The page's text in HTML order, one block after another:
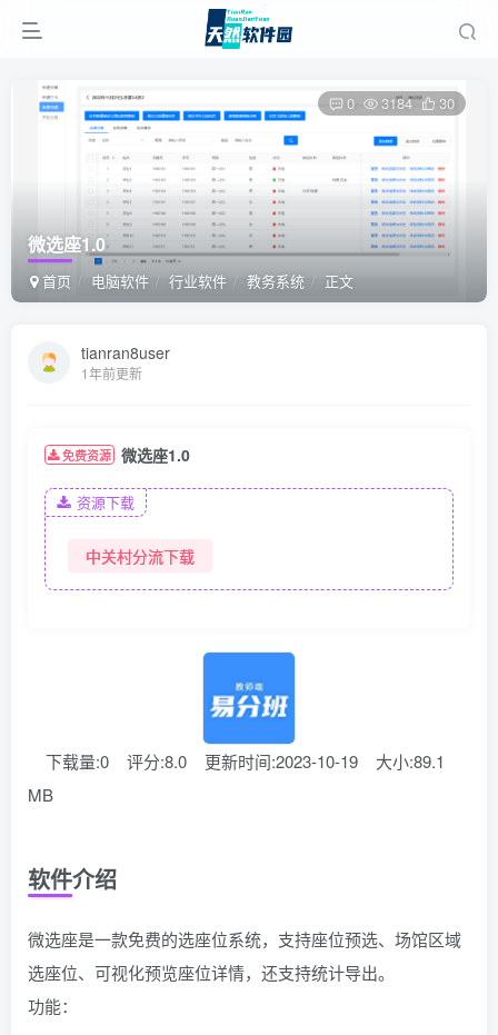
微选座1.0
首页 电脑软件 行业软件 教务系统 正文
0 3184 30
tianran8user
1年前更新
免费资源 微选座1.0
资源下载
中关村分流下载
下载量:0 评分:8.0 更新时间:2023-10-19
大小:89.1
MB
软件介绍
微选座是一款免费的选座位系统，支持座位预选、场馆区域
选座位、可视化预览座位详情，还支持统计导出。
功能：